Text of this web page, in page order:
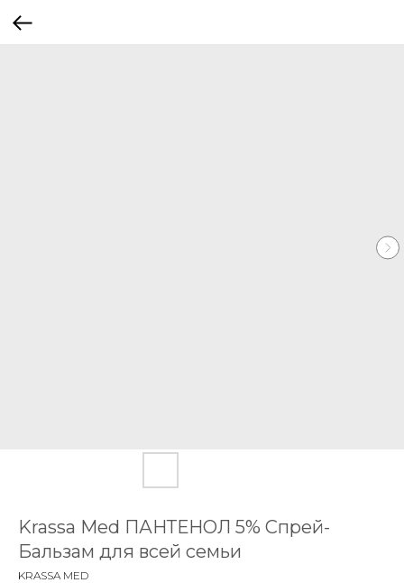
Krassa Med ПАНТЕНОЛ 5% Спрей-
Бальзам для всей семьи
KRASSA MED